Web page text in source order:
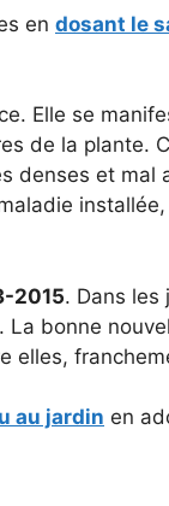
en dosant le
Elle se
de la plante.
denses et mal
installée,
2015. Dans les
bonne
elles,
au jardin en